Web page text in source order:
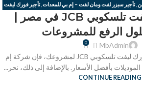
,تأجير سيزر لفت ومان لفت – إم بي للمعدات ,تأجير فورك ليفت
تلسكوبي JCB
تأجير فورك ليفت تلسكوبي JCB في مصر |
الرفع للمشروعات
MbAdmin
0
إذا كنت تبحث عن تأجير فورك ليفت تلسكوبي JCB لمشروعك، فإن شركة إم
بأفضل الأسعار. بالإضافة إلى ذلك، نحر...
CONTINUE READING